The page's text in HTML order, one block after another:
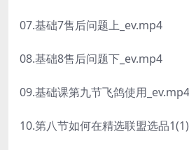
07.基础7售后问题上_ev.mp4
08.基础8售后问题下_ev.mp4
09.基础课第九节飞鸽使用_ev.mp4
10.第八节如何在精选联盟选品